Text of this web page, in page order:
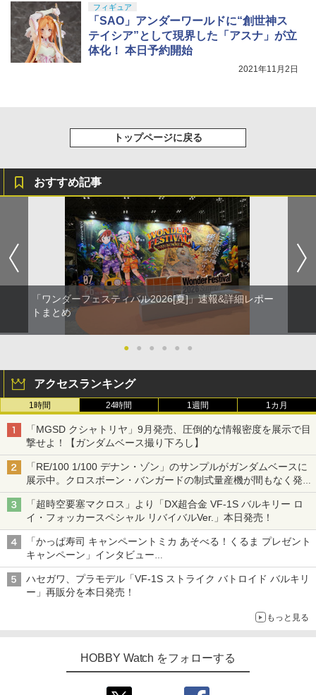
フィギュア
「SAO」アンダーワールドに“創世神ス
テイシア”として現界した「アスナ」が立
体化！ 本日予約開始
2021年11月2日
トップページに戻る
おすすめ記事
「ワンダーフェスティバル2026[夏]」速報&詳細レポー
トまとめ
● ● ● ● ● ●
アクセスランキング
1時間 24時間 1週間 1カ月
「MGSD クシャトリヤ」9月発売、圧倒的な情報密度を展示で目
撃せよ！【ガンダムベース撮り下ろし】
「RE/100 1/100 デナン・ゾン」のサンプルがガンダムベースに
展示中。クロスボーン・バンガードの制式量産機が間もなく発送
【ガンダムベース撮り下ろし】
「超時空要塞マクロス」より「DX超合金 VF-1S バルキリー ロ
イ・フォッカースペシャル リバイバルVer.」本日発売！
「かっぱ寿司 キャンペーントミカ あそべる！くるま プレゼント
キャンペーン」インタビュー
子どもが楽しめるかっぱ寿司ならではの体験とコラボの楽しさを
追求
ハセガワ、プラモデル「VF-1S ストライク バトロイド バルキリ
ー」再販分を本日発売！
もっと見る
HOBBY Watch をフォローする